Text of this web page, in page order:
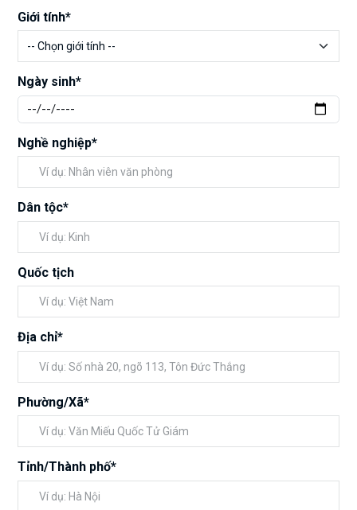
Giới tính*
Ngày sinh*
Nghề nghiệp*
Dân tộc*
Quốc tịch
Địa chỉ*
Phường/Xã*
Tỉnh/Thành phố*